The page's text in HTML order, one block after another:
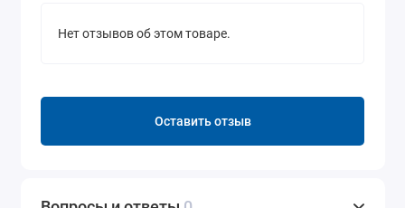
Нет отзывов об этом товаре.
Оставить отзыв